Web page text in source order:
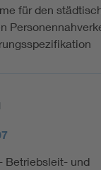
für den
Betriebsleit- und